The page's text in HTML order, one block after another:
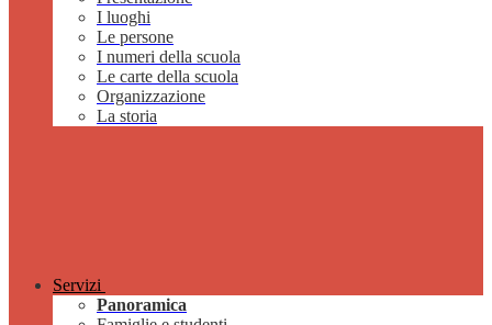
I luoghi
Le persone
I numeri della scuola
Le carte della scuola
Organizzazione
La storia
Servizi
Panoramica